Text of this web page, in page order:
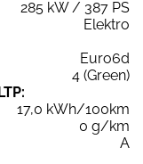
285 kW / 387 PS
Elektro
Euro6d
4 (Green)
17,0 kWh/100km
0 g/km
A